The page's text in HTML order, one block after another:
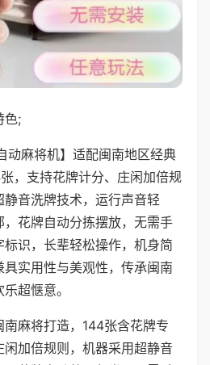
色;
动麻将机】适配闽南地区经典
，支持花牌计分、庄闲加倍规
音洗牌技术，运行声音轻
花牌自动分拣摆放，无需手
识，长辈轻松操作，机身简
实用性与美观性，传承闽南
超惬意。
麻将打造，144张含花牌专
加倍规则，机器采用超静音